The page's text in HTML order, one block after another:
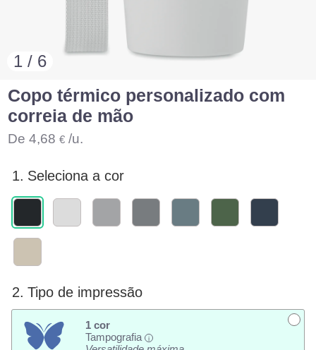
1 / 6
Copo térmico personalizado com
correia de mão
De4,68 € /u.
1. Seleciona a cor
2. Tipo de impressão
1 cor
Tampografia
i